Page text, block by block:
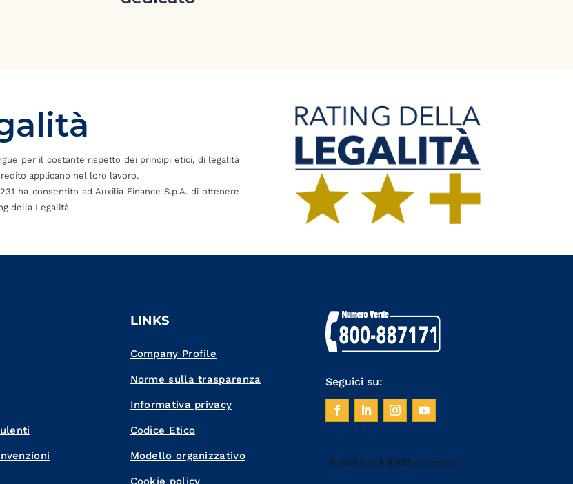
per il costante rispetto dei principi etici, di legalità
applicano nel loro lavoro.
ha consentito ad Auxilia Finance S.p.A. di ottenere
della Legalità.
LINKS
Company Profile
Norme sulla trasparenza
Informativa privacy
Codice Etico
Modello organizzativo
Cookie policy
Seguici su: